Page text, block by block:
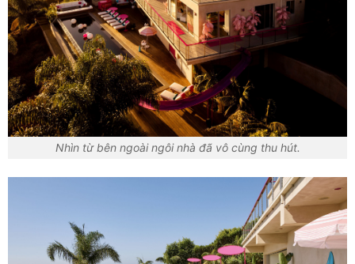
Nhìn từ bên ngoài ngôi nhà đã vô cùng thu hút.